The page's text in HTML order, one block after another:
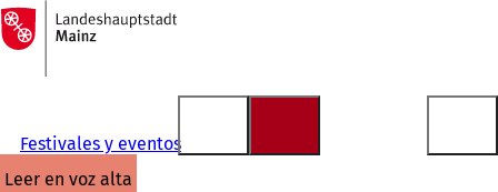
Saltar al contenido
A
la
página
Festivales y eventos
leer en voz alta